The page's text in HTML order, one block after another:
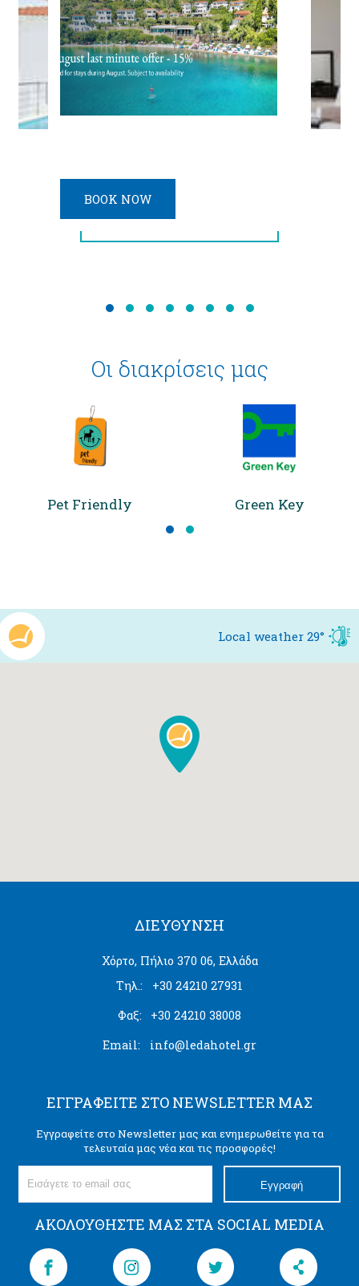
Χωρητικότητα 7
Οι διακρίσεις μας
Pet Friendly Green Key
Local weather 29°
ΔΙΕΎΘΥΝΣΗ
Χόρτο, Πήλιο 370 06, Ελλάδα
Τηλ.:
+30 24210 27931
Φαξ:
+30 24210 38008
Email:
info@ledahotel.gr
ΕΓΓΡΑΦΕΊΤΕ ΣΤΟ NEWSLETTER ΜΑΣ
Εγγραφείτε στο Newsletter μας και ενημερωθείτε για τα
τελευταία μας νέα και τις προσφορές!
Εγγραφή
ΑΚΟΛΟΥΘΉΣΤΕ ΜΑΣ ΣΤΑ SOCIAL MEDIA
BOOK NOW